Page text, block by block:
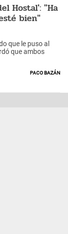
Hostal': "Ha
bien"
que le puso al
que ambos
Paco Bazán